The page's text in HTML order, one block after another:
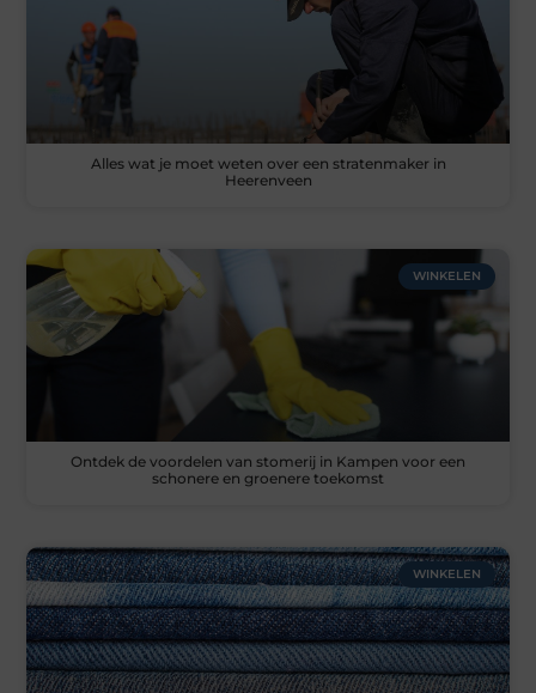
Alles wat je moet weten over een stratenmaker in
Heerenveen
WINKELEN
Ontdek de voordelen van stomerij in Kampen voor een
schonere en groenere toekomst
WINKELEN